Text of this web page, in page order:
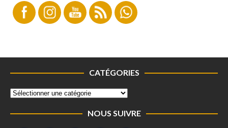
CATÉGORIES
NOUS SUIVRE